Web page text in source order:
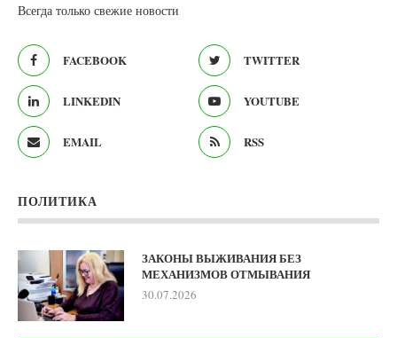
Всегда только свежие новости
FACEBOOK TWITTER
LINKEDIN YOUTUBE
EMAIL RSS
ПОЛИТИКА
ЗАКОНЫ ВЫЖИВАНИЯ БЕЗ
МЕХАНИЗМОВ ОТМЫВАНИЯ
30.07.2026